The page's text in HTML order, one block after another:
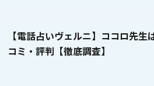
【電話占いヴェルニ】ココロ先
コミ・評判【徹底調査】